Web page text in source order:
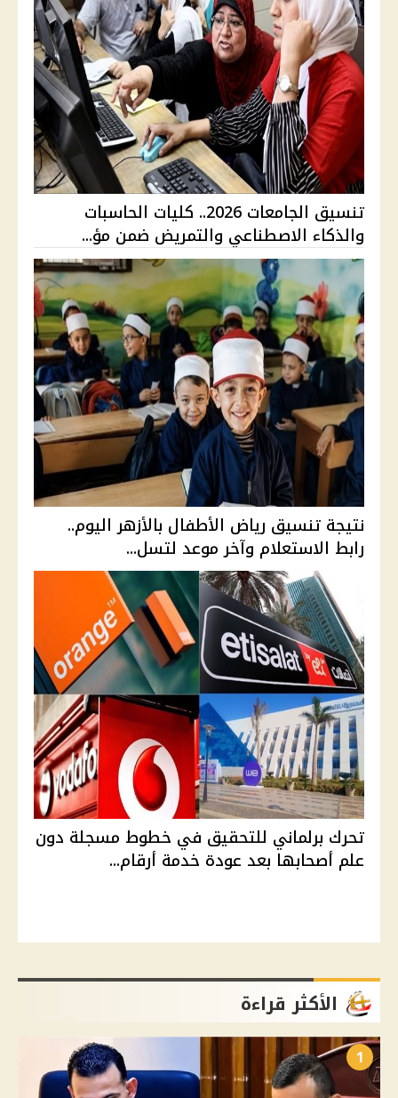
تنسيق الجامعات 2026.. كليات الحاسبات
والذكاء الاصطناعي والتمريض ضمن مؤ...
نتيجة تنسيق رياض الأطفال بالأزهر اليوم..
رابط الاستعلام وآخر موعد لتسل...
تحرك برلماني للتحقيق في خطوط مسجلة دون
علم أصحابها بعد عودة خدمة أرقام...
الأكثر قراءة
1